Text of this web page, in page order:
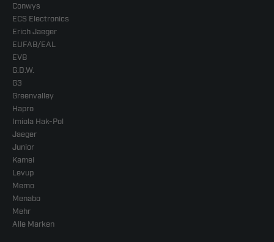
Conwys
ECS Electronics
Erich Jaeger
EUFAB/EAL
EVB
G.D.W.
G3
Greenvalley
Hapro
Imiola Hak-Pol
Jaeger
Junior
Kamei
Levup
Memo
Menabo
Mehr
Alle Marken